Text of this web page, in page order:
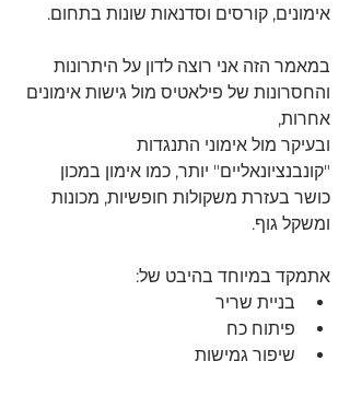
אימונים, קורסים וסדנאות שונות בתחום.
במאמר הזה אני רוצה לדון על היתרונות
והחסרונות של פילאטיס מול גישות אימונים
אחרות,
ובעיקר מול אימוני התנגדות
"קונבנציונאליים" יותר, כמו אימון במכון
כושר בעזרת משקולות חופשיות, מכונות
ומשקל גוף.
אתמקד במיוחד בהיבט של:
בניית שריר
פיתוח כח
שיפור גמישות